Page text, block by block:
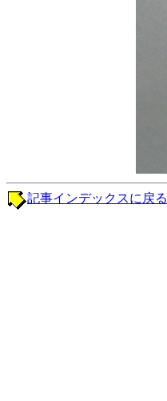
記事インデックスに戻る